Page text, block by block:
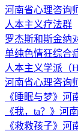
河南省心理咨询
人本主义疗法群
罗杰斯和斯金纳
单纯色情狂综合
人本主义学派（
河南省心理咨询
《睡眠与梦》
《我，ta？》河
《救救孩子》